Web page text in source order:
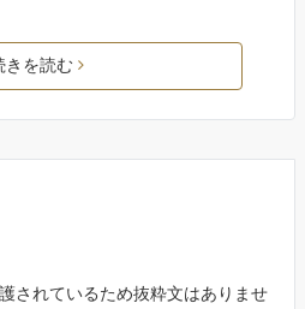
きを読む
されているため抜粋文はありませ